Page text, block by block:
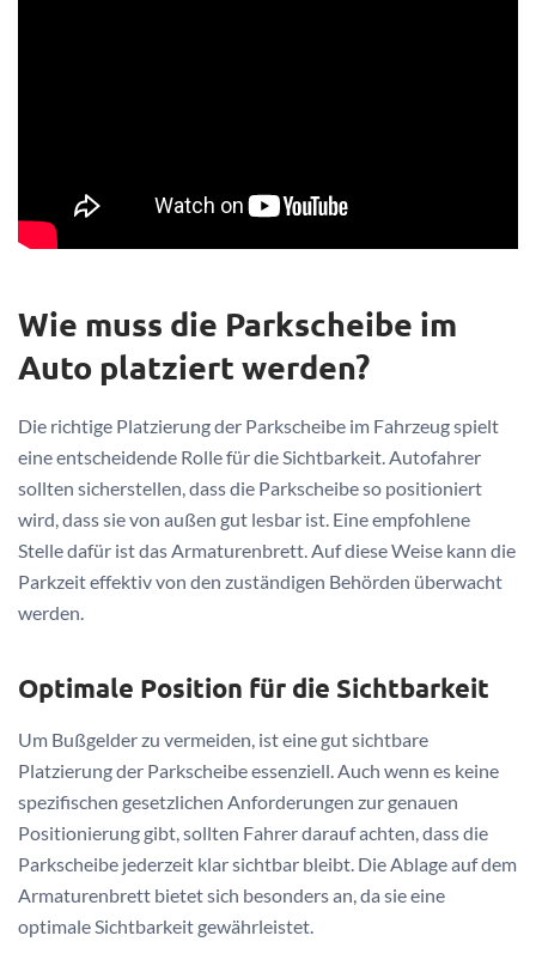
Wie muss die Parkscheibe im
Auto platziert werden?
Die richtige Platzierung der Parkscheibe im Fahrzeug spielt
eine entscheidende Rolle für die Sichtbarkeit. Autofahrer
sollten sicherstellen, dass die Parkscheibe so positioniert
wird, dass sie von außen gut lesbar ist. Eine empfohlene
Stelle dafür ist das Armaturenbrett. Auf diese Weise kann die
Parkzeit effektiv von den zuständigen Behörden überwacht
werden.
Optimale Position für die Sichtbarkeit
Um Bußgelder zu vermeiden, ist eine gut sichtbare
Platzierung der Parkscheibe essenziell. Auch wenn es keine
spezifischen gesetzlichen Anforderungen zur genauen
Positionierung gibt, sollten Fahrer darauf achten, dass die
Parkscheibe jederzeit klar sichtbar bleibt. Die Ablage auf dem
Armaturenbrett bietet sich besonders an, da sie eine
optimale Sichtbarkeit gewährleistet.